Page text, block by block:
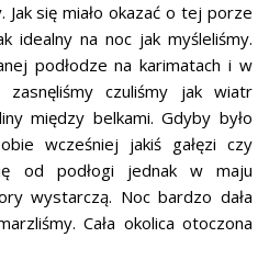
się miało okazać o tej porze
idealny na noc jak myśleliśmy.
podłodze na karimatach i w
zasnęliśmy czuliśmy jak wiatr
między belkami. Gdyby było
wcześniej jakiś gałęzi czy
od podłogi jednak w maju
wystarczą. Noc bardzo dała
Cała okolica otoczona